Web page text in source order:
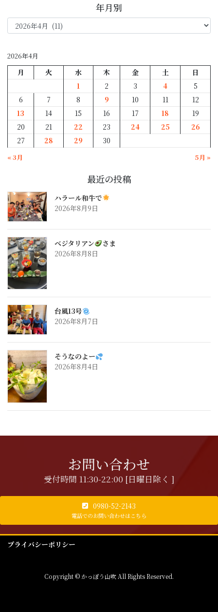
年月別
年
月
2026年4月
月 火 水 木 金 土
日
1
2 3 4
5
6
7 8 9 10 11
12
13
14 15 16 17 18
19
20
21 22 23 24 25
26
27
28 29 30
« 3月 5月 »
最近の投稿
ハラール和牛で
2026年8月9日
ベジタリアン
さま
2026年8月8日
台風13号
2026年8月7日
そうなのよー
2026年8月4日
お問い合わせ
受付時間 11:30-22:00 [日曜日除く ]
0980-52-2143
電話でのお問い合わせはこちら
プライバシーポリシー
Copyright © かっぽう山吹 All Rights Reserved.